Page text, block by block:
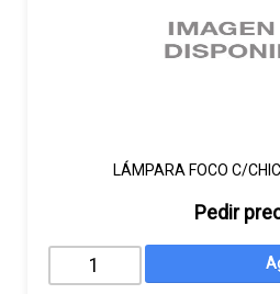
LÁMPARA FOCO C/
Pedir